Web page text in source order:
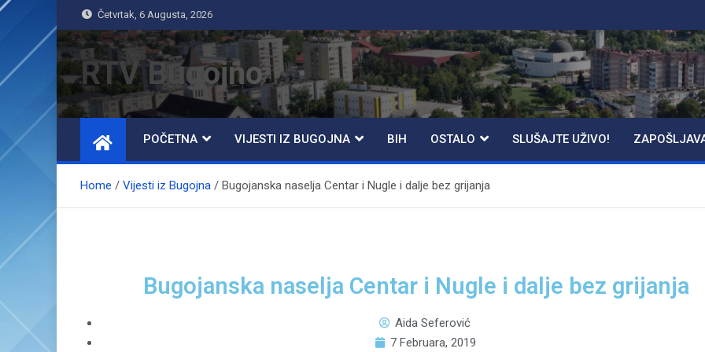
Četvrtak, 6 Augusta, 2026
RTV Bugojno
POČETNA VIJESTI IZ BUGOJNA BIH OSTALO SLUŠAJTE UŽIVO!
Home Vijesti iz Bugojna Bugojanska naselja Centar i Nugle i dalje bez grijanja
Bugojanska naselja Centar i Nugle i dalje bez grijanja
Aida Seferović
7 Februara, 2019